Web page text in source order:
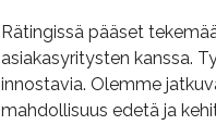
Rätingissä pääset
asiakasyritysten kanssa.
innostavia. Olemme
mahdollisuus edetä ja